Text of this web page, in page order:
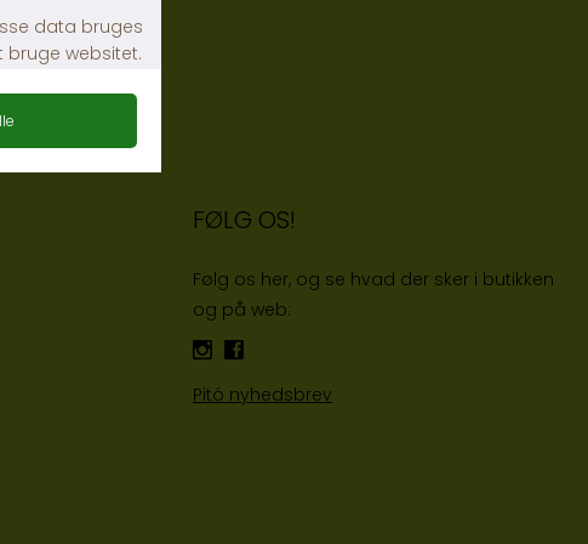
FØLG OS!
Følg os her, og se hvad der sker i butikken
og på web:
Pitó nyhedsbrev